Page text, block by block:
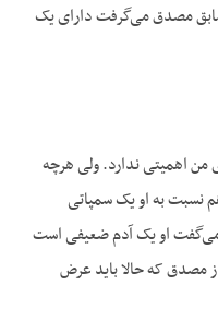
مصدق می‌گرفت دارای یک
من اهمیتی ندارد. ولی هرچه
نسبت به او یک سمپاتی
او یک آدم ضعیفی است
مصدق که حالا باید عرض